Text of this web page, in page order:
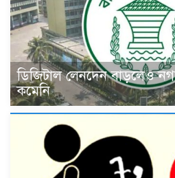
ডিজিটাল লেনদেন বাড়লেও
কমেনি